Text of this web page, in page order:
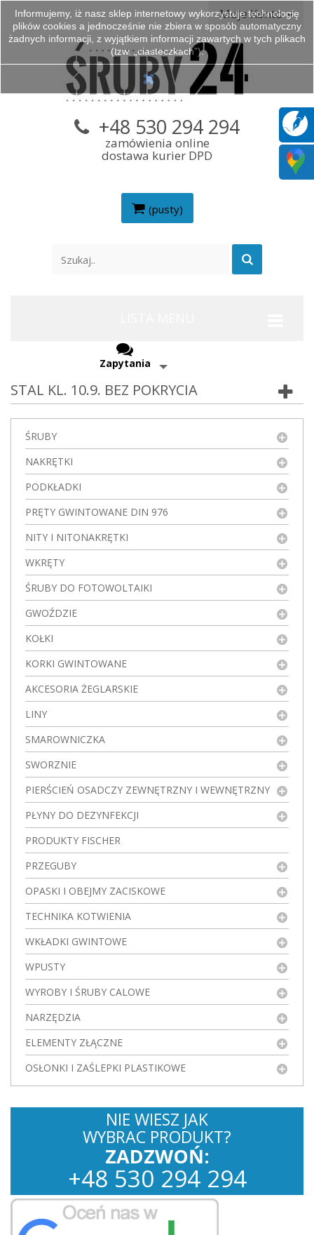
Moje Konto
(pusty)
+48 530 294 294
zamówienia online
dostawa kurier DPD
Zapytania
STAL KL. 10.9. BEZ POKRYCIA
ŚRUBY
NAKRĘTKI
PODKŁADKI
PRĘTY GWINTOWANE DIN 976
NITY I NITONAKRĘTKI
WKRĘTY
ŚRUBY DO FOTOWOLTAIKI
GWOŹDZIE
KOŁKI
KORKI GWINTOWANE
AKCESORIA ŻEGLARSKIE
LINY
SMAROWNICZKA
SWORZNIE
PIERŚCIEŃ OSADCZY ZEWNĘTRZNY I WEWNĘTRZNY
PŁYNY DO DEZYNFEKCJI
PRODUKTY FISCHER
PRZEGUBY
OPASKI I OBEJMY ZACISKOWE
TECHNIKA KOTWIENIA
WKŁADKI GWINTOWE
WPUSTY
WYROBY I ŚRUBY CALOWE
NARZĘDZIA
ELEMENTY ZŁĄCZNE
OSŁONKI I ZAŚLEPKI PLASTIKOWE
NIE WIESZ JAK
WYBRAC PRODUKT?
ZADZWOŃ:
+48 530 294 294
Informujemy, iż nasz sklep internetowy wykorzystuje technologię
plików cookies a jednocześnie nie zbiera w sposób automatyczny
żadnych informacji, z wyjątkiem informacji zawartych w tych plikach
(tzw. „ciasteczkach”).